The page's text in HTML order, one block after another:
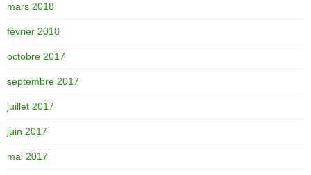
mars 2018
février 2018
octobre 2017
septembre 2017
juillet 2017
juin 2017
mai 2017